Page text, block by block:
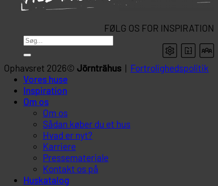
FØLG OS FOR INSPIRATION
Ophavsret 2026© Jörnträhus | Fortrolighedspolitik
Vores huse
Inspiration
Om os
Om os
Sådan køber du et hus
Hvad er nyt?
Karriere
Pressemateriale
Kontakt os på
Huskatalog